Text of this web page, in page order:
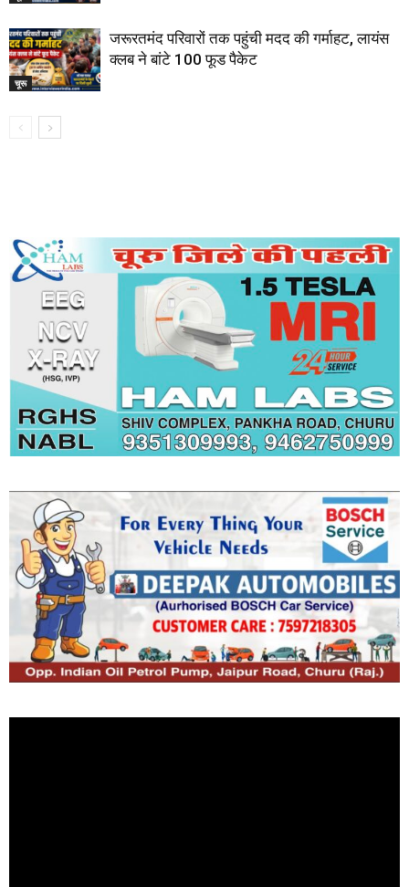
चूरू
जरूरतमंद परिवारों तक पहुंची मदद की गर्माहट, लायंस
क्लब ने बांटे 100 फूड पैकेट